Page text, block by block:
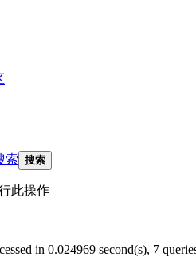
索 搜索
此操作
in 0.024969 second(s), 7